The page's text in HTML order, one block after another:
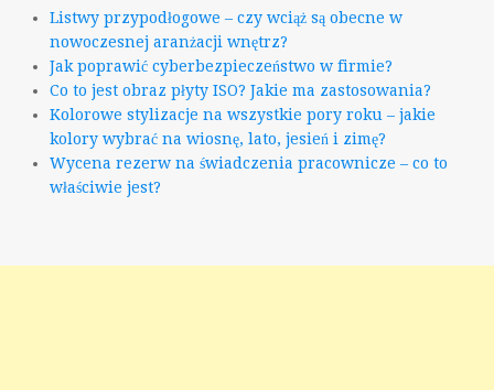
Listwy przypodłogowe – czy wciąż są obecne w
nowoczesnej aranżacji wnętrz?
Jak poprawić cyberbezpieczeństwo w firmie?
Co to jest obraz płyty ISO? Jakie ma zastosowania?
Kolorowe stylizacje na wszystkie pory roku – jakie
kolory wybrać na wiosnę, lato, jesień i zimę?
Wycena rezerw na świadczenia pracownicze – co to
właściwie jest?